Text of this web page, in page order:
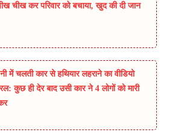
चीख कर परिवार को बचाया, खुद की दी जान
में चलती कार से हथियार लहराने का वीडियो
कुछ ही देर बाद उसी कार ने 4 लोगों को मारी